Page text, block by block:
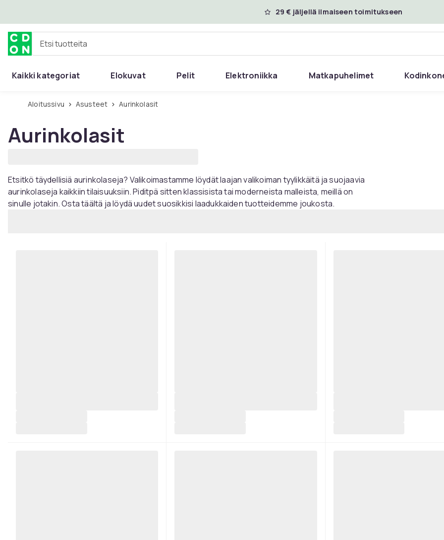
29 € jäljellä ilmaiseen toimitukseen
Etsi tuotteita
Kaikki kategoriat Elokuvat Pelit Elektroniikka Matkapuhelimet
Aloitussivu Asusteet Aurinkolasit
Aurinkolasit
Etsitkö täydellisiä aurinkolaseja? Valikoimastamme löydät laajan valikoiman tyylikkäitä ja suojaavia
aurinkolaseja kaikkiin tilaisuuksiin. Piditpä sitten klassisista tai moderneista malleista, meillä on
sinulle jotakin. Osta täältä ja löydä uudet suosikkisi laadukkaiden tuotteidemme joukosta.